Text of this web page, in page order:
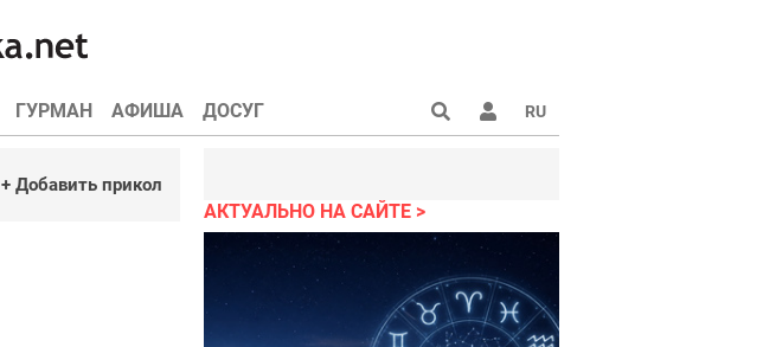
ГУРМАН АФИША ДОСУГ RU
+ Добавить прикол
АКТУАЛЬНО НА САЙТЕ